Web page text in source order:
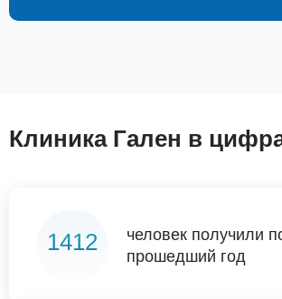
Клиника Гален в
1412
человек получили
прошедший год